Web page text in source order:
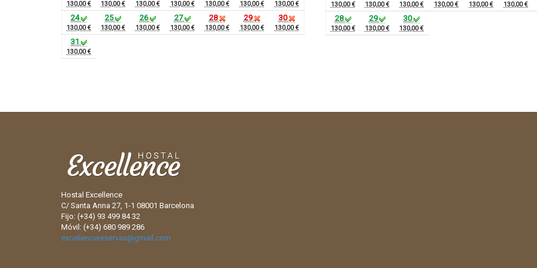
130,00 € 130,00 € 130,00 € 130,00 € 130,00 € 130,00 € 130,00 €
24
130,00 €
25
130,00 €
26
130,00 €
27
130,00 €
28
130,00 €
29
130,00 €
30
130,00 €
31
130,00 €
130,00 € 130,00 € 130,00 € 130,00 € 130,00 € 130,00 €
28
130,00 €
29
130,00 €
30
130,00 €
Hostal Excellence
C/ Santa Anna 27, 1-1 08001 Barcelona
Fijo: (+34) 93 499 84 32
Móvil: (+34) 680 989 286
excellencereservas@gmail.com